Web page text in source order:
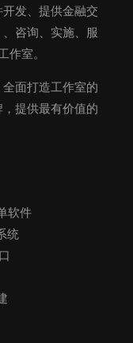
发、提供金融交
咨询、实施、服
作室。
面打造工作室的
提供最有价值的
软件
统